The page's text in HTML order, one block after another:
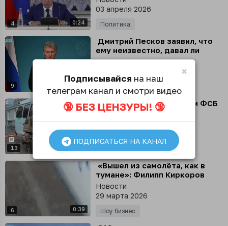
4 0:24
формированию этнических
анклавов на территории
России
03 апреля 2026
Политика
9 0:49
⁣ Дмитрий Песков заявил, что
ему неизвестно, давал ли
Путин поручение ограничивать
Новости
13 1:25
⁣ В Белгородской области ФСБ
России задержала
6 0:39
⁣ «Вышел из самолёта, как в
тумане»: Филипп Киркоров
прокомментировал свой
поступок в зале
барнаульского аэропорта
Новости
29 марта 2026
Шоу бизнес
×
Подписывайся на наш
телеграм канал и смотри видео
🔞 БЕЗ ЦЕНЗУРЫ! 🔞
ПОДПИСАТЬСЯ НА КАНАЛ